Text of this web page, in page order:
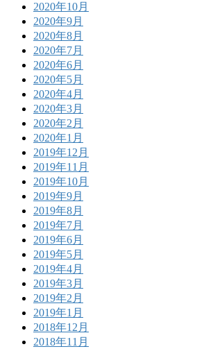
2020年10月
2020年9月
2020年8月
2020年7月
2020年6月
2020年5月
2020年4月
2020年3月
2020年2月
2020年1月
2019年12月
2019年11月
2019年10月
2019年9月
2019年8月
2019年7月
2019年6月
2019年5月
2019年4月
2019年3月
2019年2月
2019年1月
2018年12月
2018年11月